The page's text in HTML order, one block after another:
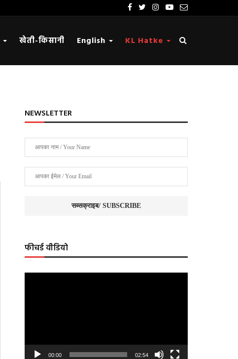
खेती-किसानी English KL Hatke
NEWSLETTER
फीचर्ड वीडियो
00:00 02:54